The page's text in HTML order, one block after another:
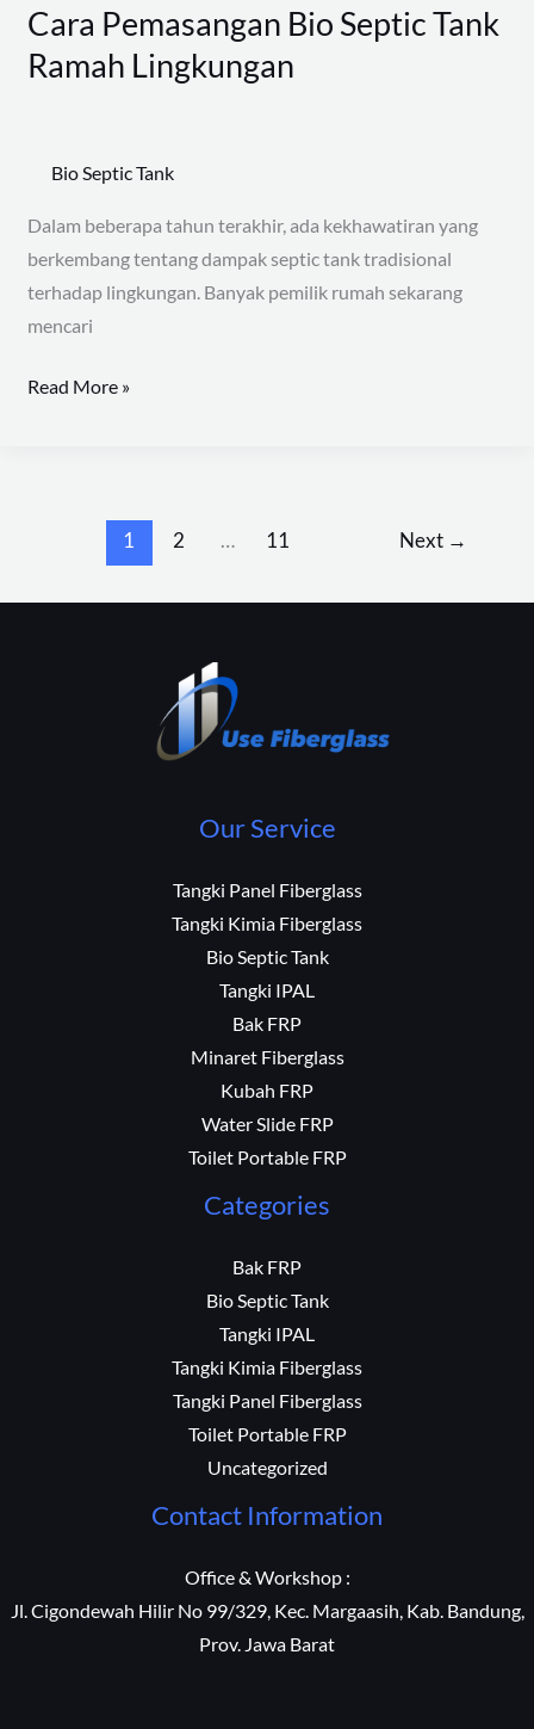
Cara Pemasangan Bio Septic Tank
Ramah Lingkungan
Bio Septic Tank
Dalam beberapa tahun terakhir, ada kekhawatiran yang
berkembang tentang dampak septic tank tradisional
terhadap lingkungan. Banyak pemilik rumah sekarang
mencari
Read More »
1 2 … 11 Next →
Our Service
Tangki Panel Fiberglass
Tangki Kimia Fiberglass
Bio Septic Tank
Tangki IPAL
Bak FRP
Minaret Fiberglass
Kubah FRP
Water Slide FRP
Toilet Portable FRP
Categories
Bak FRP
Bio Septic Tank
Tangki IPAL
Tangki Kimia Fiberglass
Tangki Panel Fiberglass
Toilet Portable FRP
Uncategorized
Contact Information
Office & Workshop :
Jl. Cigondewah Hilir No 99/329, Kec. Margaasih, Kab. Bandung,
Prov. Jawa Barat